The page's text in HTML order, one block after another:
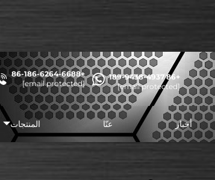
+86 189-9438-4937
[email protected]
+86-186-6264-6688
[email protected]
المنتجات عنّا أخبار